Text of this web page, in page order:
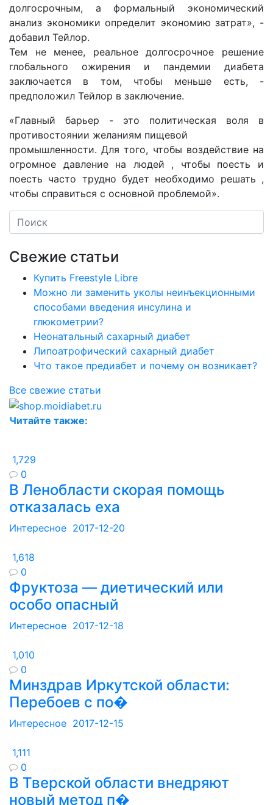
долгосрочным, а формальный экономический
анализ экономики определит экономию затрат», -
добавил Тейлор.
Тем не менее, реальное долгосрочное решение
глобального ожирения и пандемии диабета
заключается в том, чтобы меньше есть, -
предположил Тейлор в заключение.
«Главный барьер - это политическая воля в
противостоянии желаниям пищевой
промышленности. Для того, чтобы воздействие на
огромное давление на людей , чтобы поесть и
поесть часто трудно будет необходимо решать ,
чтобы справиться с основной проблемой».
Свежие статьи
Купить Freestyle Libre
Можно ли заменить уколы неинъекционными
способами введения инсулина и
глюкометрии?
Неонатальный сахарный диабет
Липоатрофический сахарный диабет
Что такое предиабет и почему он возникает?
Все свежие статьи
Читайте также:
1,729
0
В Ленобласти скорая помощь
отказалась еха
Интересное 2017-12-20
1,618
0
Фруктоза — диетический или
особо опасный
Интересное 2017-12-18
1,010
0
Минздрав Иркутской области:
Перебоев с по�
Интересное 2017-12-15
1,111
0
В Тверской области внедряют
новый метод п�